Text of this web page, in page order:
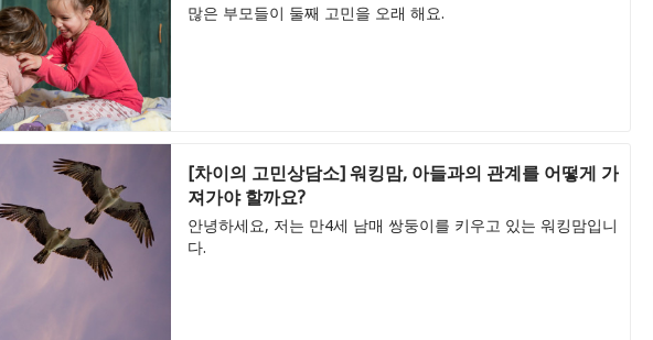
많은 부모들이 둘째 고민을 오래 해요.
[차이의 고민상담소] 워킹맘, 아들과의 관계를 어떻게 가
져가야 할까요?
안녕하세요, 저는 만4세 남매 쌍둥이를 키우고 있는 워킹맘입니
다.